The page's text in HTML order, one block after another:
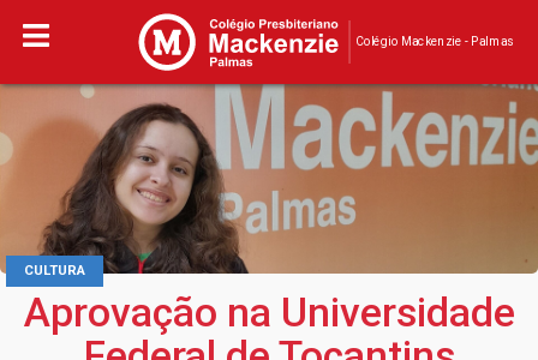
Colégio Mackenzie - Palmas
CULTURA
Aprovação na Universidade